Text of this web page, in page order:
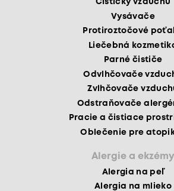
Čističky vzduchu
Vysávače
Protiroztočové
Liečebná
Parné čističe
Odvlhčovače
Zvlhčovače
Odstraňovače
Pracie a čistiace
Oblečenie pre
Alergie a ekzémy
Alergia na peľ
Alergia na mlieko